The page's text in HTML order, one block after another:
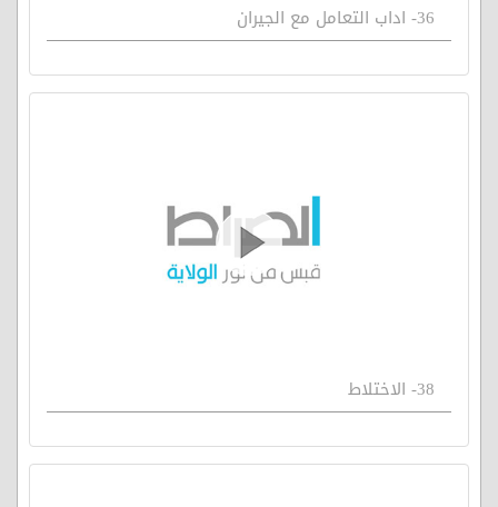
36- اداب التعامل مع الجيران
38- الاختلاط